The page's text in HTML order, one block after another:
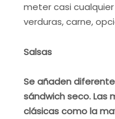
meter casi
verduras, carne,
Salsas
Se añaden
sándwich seco. Las
clásicas como la